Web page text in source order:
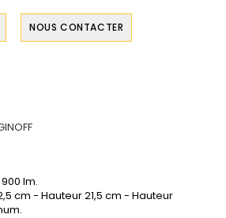
NOUS CONTACTER
900 lm.
cm - Hauteur 21,5 cm - Hauteur